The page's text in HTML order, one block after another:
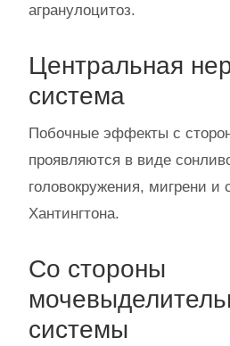
агранулоцитоз.
Центральная
система
Побочные эффекты с
проявляются в виде
головокружения, мигрени и
Хантингтона.
Со стороны
системы